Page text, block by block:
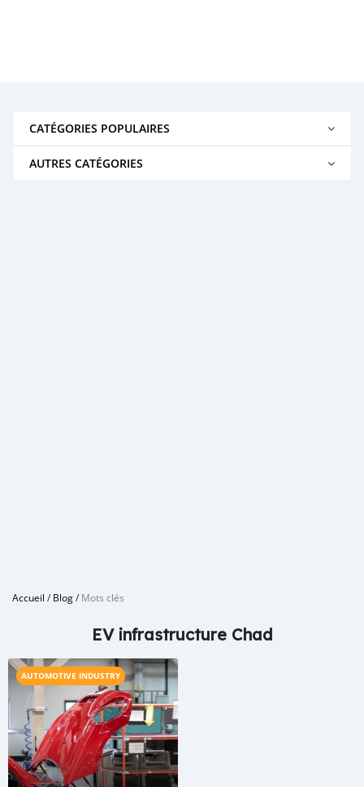
CATÉGORIES POPULAIRES
AUTRES CATÉGORIES
Accueil /Blog/Mots clés
EV infrastructure Chad
AUTOMOTIVE INDUSTRY